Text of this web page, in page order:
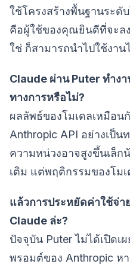
ใช้โครงสร้างพื้นฐานระดั
คือผู้ใช้ของคุณยินดีที่จะล
ใช่ ก็สามารถนำไปใช้งาน
Claude ผ่าน Puter ทำงา
ทางการหรือไม่?
ผลลัพธ์ของโมเดลเหมือน
Anthropic API อย่างเป็น
ความหน่วงอาจสูงขึ้นเล็ก
เติม แต่พฤติกรรมของโม
แล้วการประหยัดค่าใช้จ่
Claude ล่ะ?
ปัจจุบัน Puter ไม่ได้เปิด
พรอมต์ของ Anthropic ห